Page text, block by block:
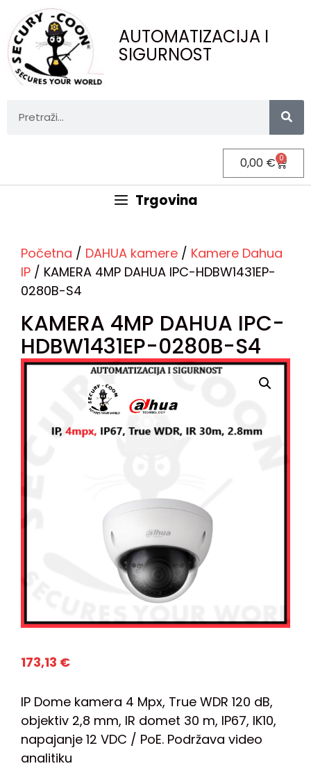
AUTOMATIZACIJA I
SIGURNOST
0,00 € 0
Trgovina
Početna / DAHUA kamere / Kamere Dahua
IP / KAMERA 4MP DAHUA IPC-HDBW1431EP-
0280B-S4
KAMERA 4MP DAHUA IPC-
HDBW1431EP-0280B-S4
173,13 €
IP Dome kamera 4 Mpx, True WDR 120 dB,
objektiv 2,8 mm, IR domet 30 m, IP67, IK10,
napajanje 12 VDC / PoE. Podržava video
analitiku